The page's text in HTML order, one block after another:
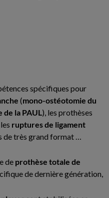
spécifiques pour
(mono-ostéotomie du
la PAUL ), les prothèses
ruptures de ligament
de très grand format …
de prothèse totale de
de dernière génération,